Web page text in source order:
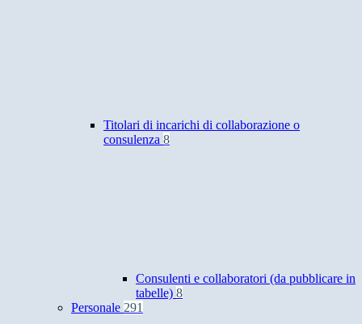
Titolari di incarichi di collaborazione o
consulenza 8
Consulenti e collaboratori (da pubblicare in
tabelle) 8
Personale 291